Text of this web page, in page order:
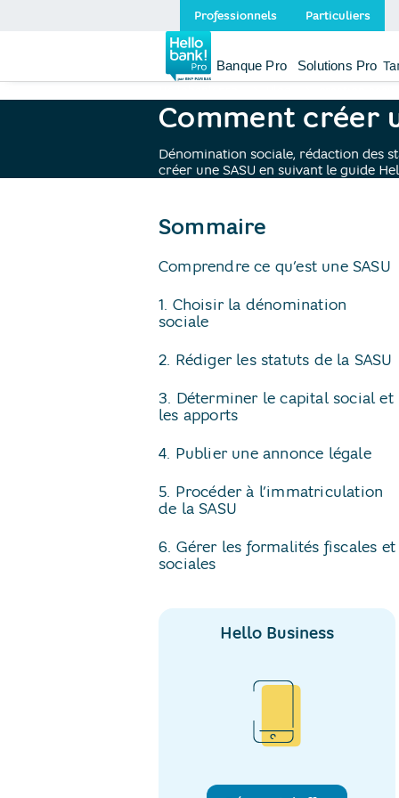
Professionnels Particuliers
Banque Pro Solutions Pro
Comment créer
Dénomination sociale, rédaction des
créer une SASU en suivant le guide
Sommaire
Comprendre ce qu’est une SASU
1. Choisir la dénomination
sociale
2. Rédiger les statuts de la SASU
3. Déterminer le capital social et
les apports
4. Publier une annonce légale
5. Procéder à l’immatriculation
de la SASU
6. Gérer les formalités fiscales et
sociales
Hello Business